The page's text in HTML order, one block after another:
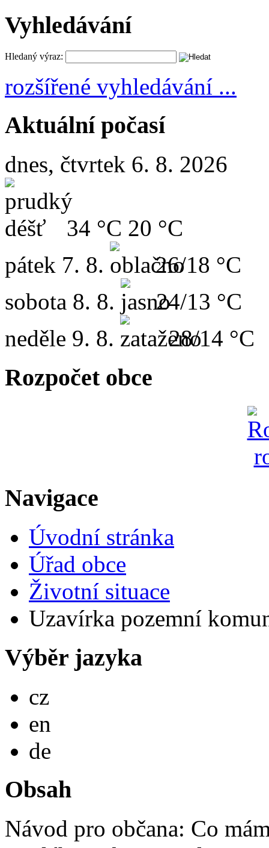
Vyhledávání
Hledaný výraz:
rozšířené vyhledávání ...
Aktuální počasí
dnes, čtvrtek 6. 8. 2026
34 °C 20 °C
pátek 7. 8.
26/18 °C
sobota 8. 8.
24/13 °C
neděle 9. 8. 28/14 °C
Rozpočet obce
Navigace
Úvodní stránka
Úřad obce
Životní situace
Uzavírka pozemní
Výběr jazyka
cz
en
de
Obsah
Návod pro občana: Co